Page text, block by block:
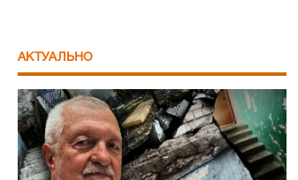
АКТУАЛЬНО